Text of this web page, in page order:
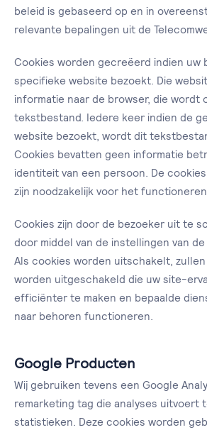
beleid is gebaseerd op en in
relevante bepalingen uit de
Cookies worden gecreëerd indien uw
specifieke website bezoekt. Die
informatie naar de browser, die wordt
tekstbestand. Iedere keer indien de
website bezoekt, wordt dit
Cookies bevatten geen informatie
identiteit van een persoon. De
zijn noodzakelijk voor het
Cookies zijn door de bezoeker uit te
door middel van de instellingen van
Als cookies worden uitschakelt,
worden uitgeschakeld die uw site-
efficiënter te maken en bepaalde
naar behoren functioneren.
Google Producten
Wij gebruiken tevens een Google
remarketing tag die analyses uitvoert
statistieken. Deze cookies worden